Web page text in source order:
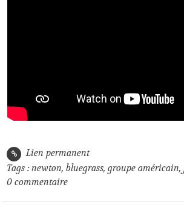
Lien permanent
Tags :newton,bluegrass,groupe américain,
0 commentaire